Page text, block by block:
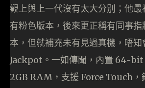
觀上與上一代沒有太大分別；他
有粉色版本，後來更正稱有同事
本，但就補充未有見過真機，唔知
Jackpot。一如傳聞，內置 64-bit
2GB RAM，支援 Force Touch，